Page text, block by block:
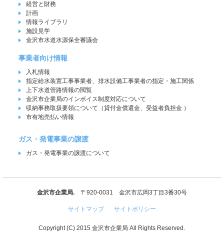
経営と財務
計画
情報ライブラリ
施設見学
金沢市水道水源保全審議会
事業者向け情報
入札情報
指定給水装置工事事業者、排水設備工事業者の指定・施工関係
上下水道管路情報の閲覧
金沢市企業局のインボイス制度対応について
収納事務取扱要領について（貸付金償還金、受益者負担金 ）
市有地売払い情報
ガス・発電事業の譲渡
ガス・発電事業の譲渡について
金沢市企業局.〒920-0031 金沢市広岡3丁目3番30号
サイトマップ サイトポリシー
Copyright (C) 2015 金沢市企業局 All Rights Reserved.